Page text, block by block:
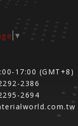
▼
17:00 (GMT+8)
2386
2694